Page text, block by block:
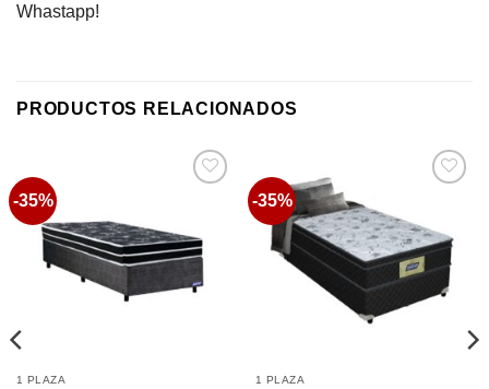
Whastapp!
PRODUCTOS RELACIONADOS
-35%
1 PLAZA
-35%
1 PLAZA